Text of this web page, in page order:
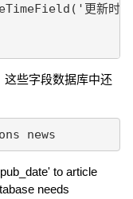
更新时
些字段数据库中还
news
to article
needs